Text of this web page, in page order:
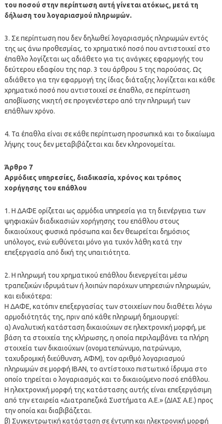
του ποσού στην περίπτωση αυτή γίνεται ατόκως, μετά τη
δήλωση του λογαριασμού πληρωμών.
3. Σε περίπτωση που δεν δηλωθεί λογαριασμός πληρωμών εντός
της ως άνω προθεσμίας, το χρηματικό ποσό που αντιστοιχεί στο
έπαθλο λογίζεται ως αδιάθετο για τις ανάγκες εφαρμογής του
δεύτερου εδαφίου της παρ. 3 του άρθρου 5 της παρούσας. Ως
αδιάθετο για την εφαρμογή της ίδιας διάταξης λογίζεται και κάθε
χρηματικό ποσό που αντιστοιχεί σε έπαθλο, σε περίπτωση
αποβίωσης νικητή σε προγενέστερο από την πληρωμή των
επάθλων χρόνο.
4. Τα έπαθλα είναι σε κάθε περίπτωση προσωπικά και το δικαίωμα
λήψης τους δεν μεταβιβάζεται και δεν κληρονομείται.
Άρθρο 7
Αρμόδιες υπηρεσίες, διαδικασία, χρόνος και τρόπος
χορήγησης του επάθλου
1. Η ΔΑΦΕ ορίζεται ως αρμόδια υπηρεσία για τη διενέργεια των
ψηφιακών διαδικασιών χορήγησης του επάθλου στους
δικαιούχους φυσικά πρόσωπα και δεν θεωρείται δημόσιος
υπόλογος, ενώ ευθύνεται μόνο για τυχόν λάθη κατά την
επεξεργασία από δική της υπαιτιότητα.
2. H πληρωμή του χρηματικού επάθλου διενεργείται μέσω
τραπεζικών ιδρυμάτων ή λοιπών παρόχων υπηρεσιών πληρωμών,
και ειδικότερα:
Η ΔΑΦΕ, κατόπιν επεξεργασίας των στοιχείων που διαθέτει λόγω
αρμοδιότητάς της, πριν από κάθε πληρωμή δημιουργεί:
α) Αναλυτική κατάσταση δικαιούχων σε ηλεκτρονική μορφή, με
βάση τα στοιχεία της κλήρωσης, η οποία περιλαμβάνει τα πλήρη
στοιχεία των δικαιούχων (ονοματεπώνυμο, πατρώνυμο,
ταχυδρομική διεύθυνση, ΑΦΜ), τον αριθμό λογαριασμού
πληρωμών σε μορφή IBAN, το αντίστοιχο πιστωτικό ίδρυμα στο
οποίο τηρείται ο λογαριασμός και το δικαιούμενο ποσό επάθλου.
Η ηλεκτρονική μορφή της κατάστασης αυτής είναι επεξεργάσιμη
από την εταιρεία «Διατραπεζικά Συστήματα Α.Ε.» (ΔΙΑΣ Α.Ε.) προς
την οποία και διαβιβάζεται.
β) Συγκεντρωτική κατάσταση σε έντυπη και ηλεκτρονική μορφή